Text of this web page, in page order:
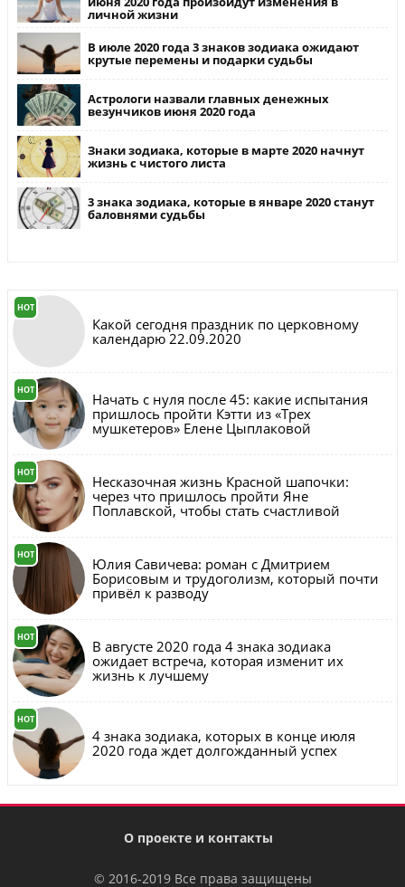
личной жизни
В июле 2020 года 3 знаков зодиака ожидают
крутые перемены и подарки судьбы
Астрологи назвали главных денежных
везунчиков июня 2020 года
Знаки зодиака, которые в марте 2020 начнут
жизнь с чистого листа
3 знака зодиака, которые в январе 2020 станут
баловнями судьбы
HOT
Какой сегодня праздник по церковному
календарю 22.09.2020
HOT
Начать с нуля после 45: какие испытания
пришлось пройти Кэтти из «Трех
мушкетеров» Елене Цыплаковой
HOT
Несказочная жизнь Красной шапочки:
через что пришлось пройти Яне
Поплавской, чтобы стать счастливой
HOT
Юлия Савичева: роман с Дмитрием
Борисовым и трудоголизм, который почти
привёл к разводу
HOT
В августе 2020 года 4 знака зодиака
ожидает встреча, которая изменит их
жизнь к лучшему
HOT
4 знака зодиака, которых в конце июля
2020 года ждет долгожданный успех
О проекте и контакты
© 2016-2019 Все права защищены